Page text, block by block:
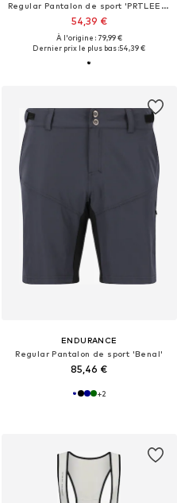
Regular Pantalon de sport 'PRTLEEZER'
54,39 €
À l'origine : 79,99 €
Dernier prix le plus bas :54,39 €
ENDURANCE
Regular Pantalon de sport 'Benal'
85,46 €
+2